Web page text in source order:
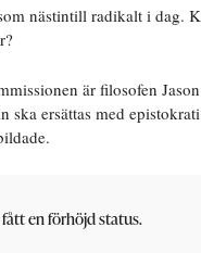
nästintill radikalt i dag.
är filosofen
ska ersättas med
en förhöjd status.